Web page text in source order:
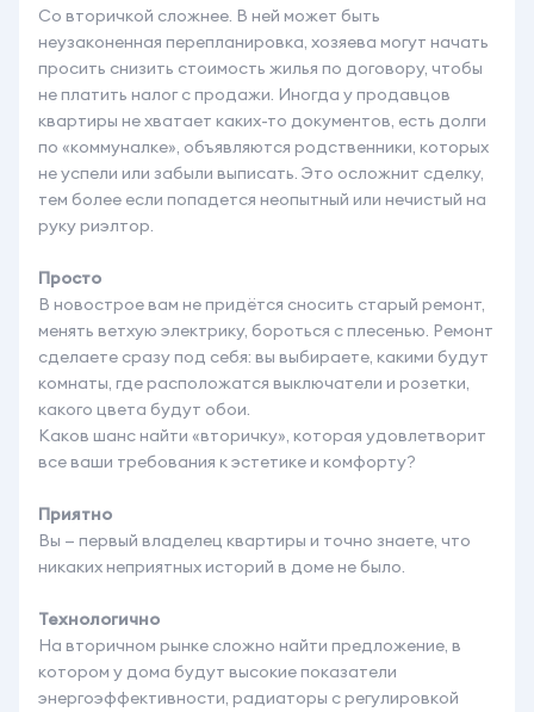
Со вторичкой сложнее. В ней может быть
неузаконенная перепланировка, хозяева могут начать
просить снизить стоимость жилья по договору, чтобы
не платить налог с продажи. Иногда у продавцов
квартиры не хватает каких-то документов, есть долги
по «коммуналке», объявляются родственники, которых
не успели или забыли выписать. Это осложнит сделку,
тем более если попадется неопытный или нечистый на
руку риэлтор.
Просто
В новострое вам не придётся сносить старый ремонт,
менять ветхую электрику, бороться с плесенью. Ремонт
сделаете сразу под себя: вы выбираете, какими будут
комнаты, где расположатся выключатели и розетки,
какого цвета будут обои.
Каков шанс найти «вторичку», которая удовлетворит
все ваши требования к эстетике и комфорту?
Приятно
Вы — первый владелец квартиры и точно знаете, что
никаких неприятных историй в доме не было.
Технологично
На вторичном рынке сложно найти предложение, в
котором у дома будут высокие показатели
энергоэффективности, радиаторы с регулировкой